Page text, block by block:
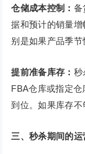
仓储成本控制： 备
据和预计的销量
别是如果产品季节
提前准备库存： 秒
FBA仓库或指定
到位。如果库存不
三、秒杀期间的运